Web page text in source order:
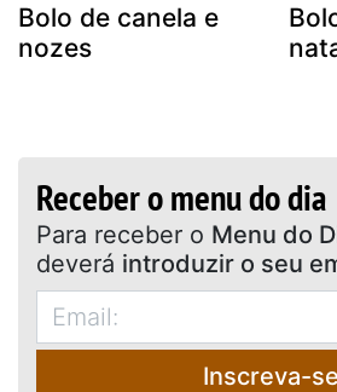
Bolo de canela e
nozes
Receber o menu do dia
Para receber o Menu do
deverá introduzir o seu
Inscreva-se